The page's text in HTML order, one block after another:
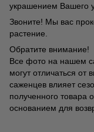
украшением Вашего
Звоните! Мы вас
растение.
Обратите внимание!
Все фото на нашем
могут отличаться
саженцев влияет
полученного товара
основанием для